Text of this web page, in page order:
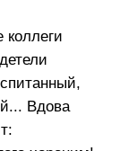
Вдова